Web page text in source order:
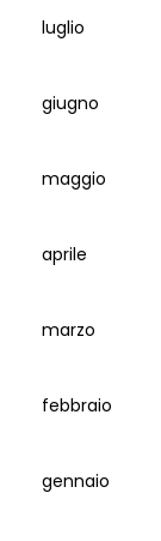
luglio
giugno
maggio
aprile
marzo
febbraio
gennaio